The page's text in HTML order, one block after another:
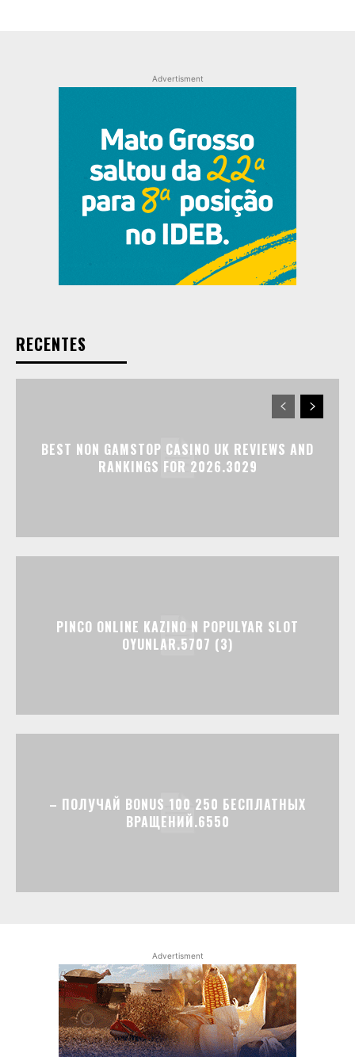
Advertisment
RECENTES
BEST NON GAMSTOP CASINO UK REVIEWS AND
RANKINGS FOR 2026.3029
PINCO ONLINE KAZINO N POPULYAR SLOT
OYUNLAR.5707 (3)
– ПОЛУЧАЙ BONUS 100 250 БЕСПЛАТНЫХ
ВРАЩЕНИЙ.6550
Advertisment